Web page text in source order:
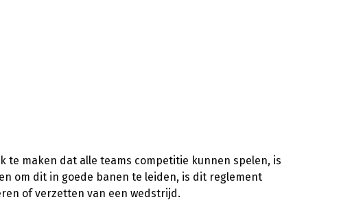
te maken dat alle teams competitie kunnen spelen, is
om dit in goede banen te leiden, is dit reglement
of verzetten van een wedstrijd.